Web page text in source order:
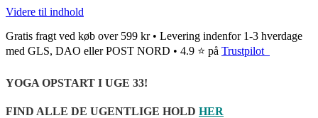
Videre til indhold
Gratis fragt ved køb over 599 kr • Levering indenfor 1-3 hverdage
med GLS, DAO eller POST NORD • 4.9 ⭐ på Trustpilot
YOGA OPSTART I UGE 33!
FIND ALLE DE UGENTLIGE HOLD HER